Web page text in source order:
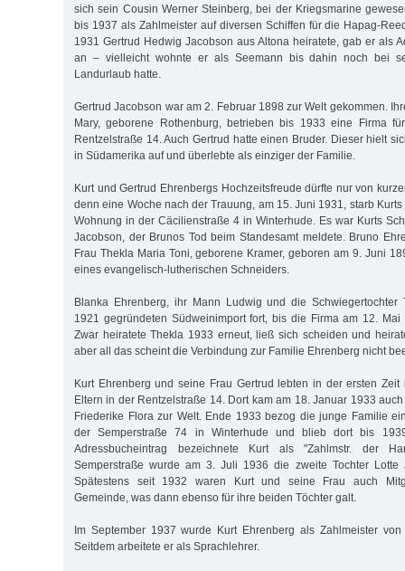
sich sein Cousin Werner Steinberg, bei der Kriegsmarine
bis 1937 als Zahlmeister auf diversen Schiffen für die Hapag-
1931 Gertrud Hedwig Jacobson aus Altona heiratete, gab er als
an – vielleicht wohnte er als Seemann bis dahin noch bei
Landurlaub hatte.
Gertrud Jacobson war am 2. Februar 1898 zur Welt gekommen.
Mary, geborene Rothenburg, betrieben bis 1933 eine Firma
Rentzelstraße 14. Auch Gertrud hatte einen Bruder. Dieser hielt
in Südamerika auf und überlebte als einziger der Familie.
Kurt und Gertrud Ehrenbergs Hochzeitsfreude dürfte nur von
denn eine Woche nach der Trauung, am 15. Juni 1931, starb
Wohnung in der Cäcilienstraße 4 in Winterhude. Es war Kurts
Jacobson, der Brunos Tod beim Standesamt meldete. Bruno
Frau Thekla Maria Toni, geborene Kramer, geboren am 9. Juni
eines evangelisch-lutherischen Schneiders.
Blanka Ehrenberg, ihr Mann Ludwig und die Schwiegertochter
1921 gegründeten Südweinimport fort, bis die Firma am 12.
Zwar heiratete Thekla 1933 erneut, ließ sich scheiden und
aber all das scheint die Verbindung zur Familie Ehrenberg nicht
Kurt Ehrenberg und seine Frau Gertrud lebten in der ersten Zeit
Eltern in der Rentzelstraße 14. Dort kam am 18. Januar 1933
Friederike Flora zur Welt. Ende 1933 bezog die junge Familie
der Semperstraße 74 in Winterhude und blieb dort bis
Adressbucheintrag bezeichnete Kurt als "Zahlmstr. der
Semperstraße wurde am 3. Juli 1936 die zweite Tochter Lotte
Spätestens seit 1932 waren Kurt und seine Frau auch
Gemeinde, was dann ebenso für ihre beiden Töchter galt.
Im September 1937 wurde Kurt Ehrenberg als Zahlmeister
Seitdem arbeitete er als Sprachlehrer.